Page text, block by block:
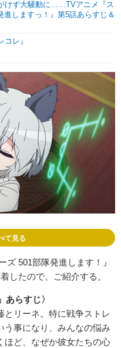
けず大騒動に……TVアニメ『ス
進しますっ！』第5話あらすじ＆
コレ』
て見る
501部隊発進します！』
したので、ご紹介する。
あらすじ〉
リーネ。特に戦争ストレ
う事になり、みんなの悩み
ほど、なぜか彼女たちの心